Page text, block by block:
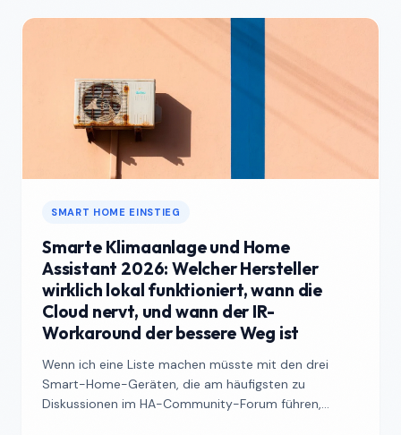
SMART HOME EINSTIEG
Smarte Klimaanlage und Home
Assistant 2026: Welcher Hersteller
wirklich lokal funktioniert, wann die
Cloud nervt, und wann der IR-
Workaround der bessere Weg ist
Wenn ich eine Liste machen müsste mit den drei
Smart-Home-Geräten, die am häufigsten zu
Diskussionen im HA-Community-Forum führen,